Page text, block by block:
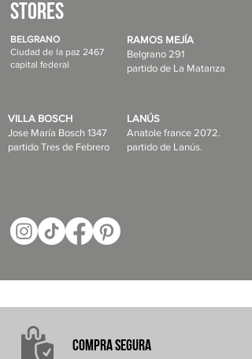
STORES
BELGRANO
Ciudad de la paz 2467
capital federal
RAMOS MEJÍA
Belgrano 291
partido de La Matanza
VILLA BOSCH
Jose María Bosch 1347
partido Tres de Febrero
LANÚS
Anatole france 2072.
partido de Lanús.
COMPRASEGURA